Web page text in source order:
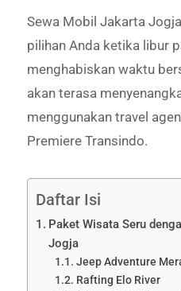
Sewa Mobil Jakarta
pilihan Anda ketika libur
menghabiskan waktu
akan terasa
menggunakan travel
Premiere Transindo.
Daftar Isi
Paket Wisata Seru
Jogja
Jeep Adventure
Rafting Elo River